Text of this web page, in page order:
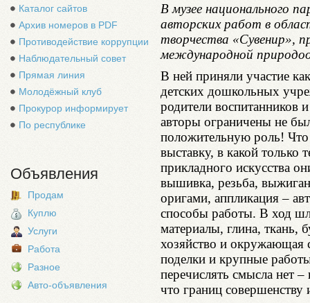
Каталог сайтов
Архив номеров в PDF
Противодействие коррупции
Наблюдательный совет
Прямая линия
Молодёжный клуб
Прокурор информирует
По республике
Объявления
Продам
Куплю
Услуги
Работа
Разное
Авто-объявления
В музее национального
авторских работ в
творчества «Сувенир»,
международной
В ней приняли участие
детских дошкольных
родители воспитанников
авторы ограничены не
положительную роль!
выставку, в какой только
прикладного искусства
вышивка, резьба,
оригами, аппликация –
способы работы. В ход
материалы, глина, ткань,
хозяйство и окружающая
поделки и крупные
перечислять смысла нет
что границ